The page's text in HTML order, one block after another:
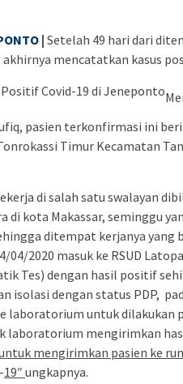
| Setelah 49 hari dari
mencatatkan kasus
pasien terkonfirmasi ini
Timur Kecamatan
di salah satu swalayan
di kota Makassar, seminggu
ditempat kerjanya yang
2020 masuk ke RSUD
Tes) dengan hasil positif
isolasi dengan status PDP,
laboratorium untuk dilakukan
laboratorium mengirimkan
mengirimkan pasien ke
19″ ungkapnya.